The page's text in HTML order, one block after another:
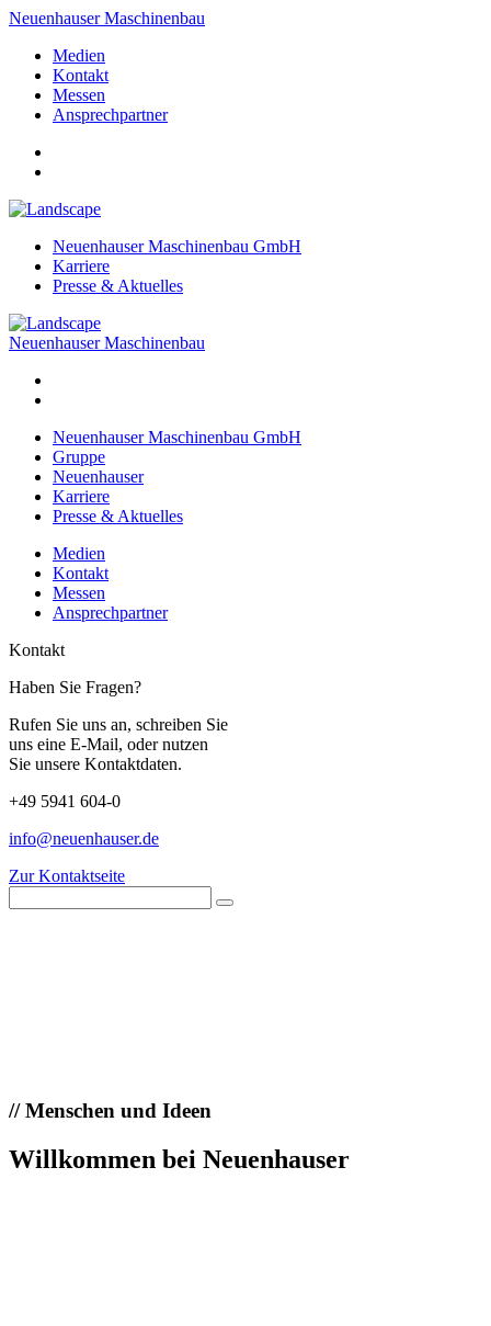
Neuenhauser Maschinenbau
Medien
Kontakt
Messen
Ansprechpartner
Neuenhauser Maschinenbau GmbH
Karriere
Presse & Aktuelles
Neuenhauser Maschinenbau
Neuenhauser Maschinenbau GmbH
Gruppe
Neuenhauser
Karriere
Presse & Aktuelles
Medien
Kontakt
Messen
Ansprechpartner
Kontakt
Haben Sie Fragen?
Rufen Sie uns an, schreiben Sie
uns eine E-Mail, oder nutzen
Sie unsere Kontaktdaten.
+49 5941 604-0
info@neuenhauser.de
Zur Kontaktseite
//Menschen und Ideen
Willkommen bei Neuenhauser